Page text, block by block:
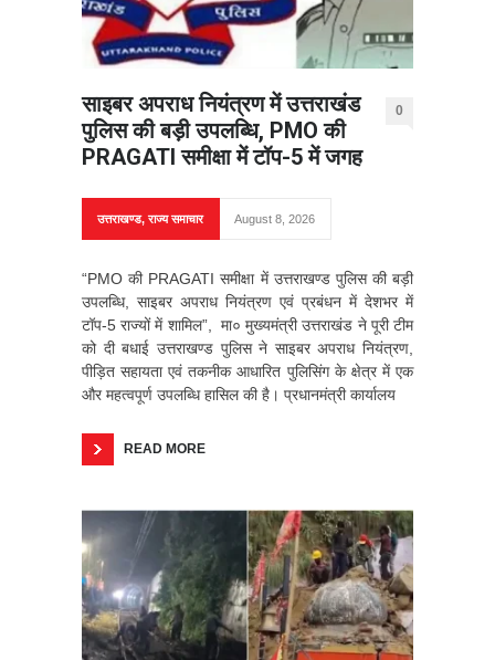
साइबर अपराध नियंत्रण में उत्तराखंड
पुलिस की बड़ी उपलब्धि, PMO की
PRAGATI समीक्षा में टॉप-5 में जगह
0
उत्तराखण्ड,राज्य समाचार August 8, 2026
“PMO की PRAGATI समीक्षा में उत्तराखण्ड पुलिस की बड़ी
उपलब्धि, साइबर अपराध नियंत्रण एवं प्रबंधन में देशभर में
टॉप-5 राज्यों में शामिल”, मा० मुख्यमंत्री उत्तराखंड ने पूरी टीम
को दी बधाई उत्तराखण्ड पुलिस ने साइबर अपराध नियंत्रण,
पीड़ित सहायता एवं तकनीक आधारित पुलिसिंग के क्षेत्र में एक
और महत्वपूर्ण उपलब्धि हासिल की है। प्रधानमंत्री कार्यालय
READ MORE